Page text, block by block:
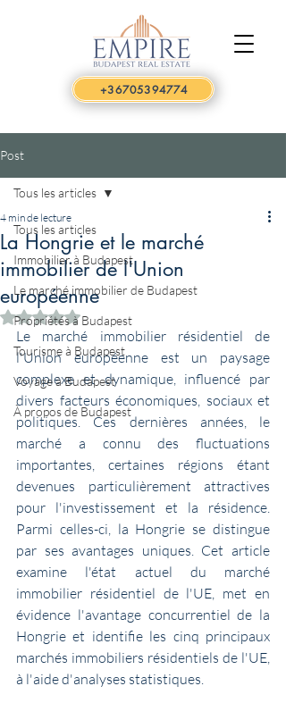
+36705394774
Post
Tous les articles
Immobilier à Budapest
Le marché immobilier de Budapest
Propriétés à Budapest
Tourisme à Budapest
Voyage à Budapest
À propos de Budapest
Tous les articles
La Hongrie et le marché
immobilier de l'Union
européenne
4 min de lecture
Noté NaN étoiles sur 5.
Le marché immobilier résidentiel de
l'Union européenne est un paysage
complexe et dynamique, influencé par
divers facteurs économiques, sociaux et
politiques. Ces dernières années, le
marché a connu des fluctuations
importantes, certaines régions étant
devenues particulièrement attractives
pour l'investissement et la résidence.
Parmi celles-ci, la Hongrie se distingue
par ses avantages uniques. Cet article
examine l'état actuel du marché
immobilier résidentiel de l'UE, met en
évidence l'avantage concurrentiel de la
Hongrie et identifie les cinq principaux
marchés immobiliers résidentiels de l'UE,
à l'aide d'analyses statistiques.